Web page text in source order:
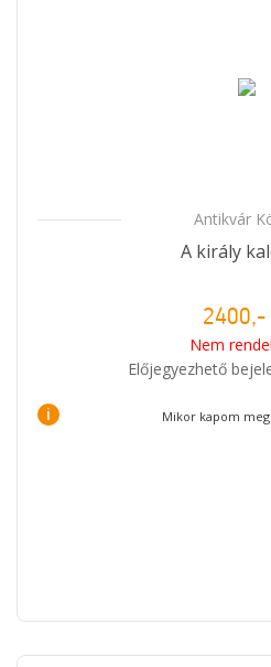
Antikvár
A király
2400,-
Nem
Előjegyezhető
i Mikor kapom